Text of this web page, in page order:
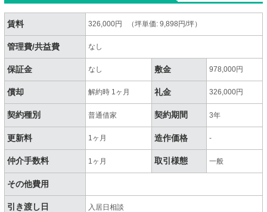
賃料 326,000円 （坪単価: 9,898円/坪）
管理費/共益費 なし
保証金 なし 敷金 978,000円
償却 解約時 1ヶ月 礼金 326,000円
契約種別 普通借家 契約期間 3年
更新料 1ヶ月 造作価格 -
仲介手数料 1ヶ月 取引様態 一般
その他費用
引き渡し日 入居日相談